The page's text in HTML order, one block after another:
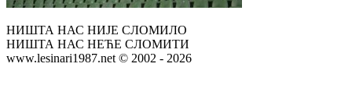
НИШТА НАС НИЈЕ СЛОМИЛО
НИШТА НАС НЕЋЕ СЛОМИТИ
www.lesinari1987.net © 2002 - 2026